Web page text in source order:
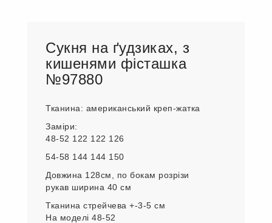
Сукня на ґудзиках, з
кишенями фісташка
№97880
Тканина: американський креп-жатка
Заміри:
48-52 122 122 126
54-58 144 144 150
Довжина 128см, по бокам розрізи
рукав ширина 40 см
Тканина стрейчева +-3-5 см
На моделі 48-52